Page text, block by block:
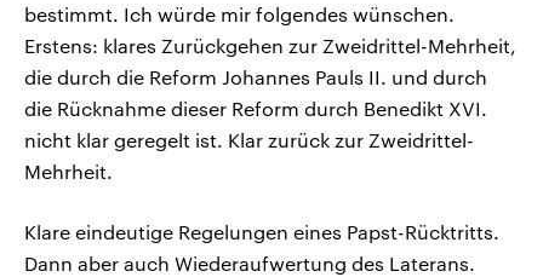
bestimmt. Ich würde mir folgendes wünschen.
Erstens: klares Zurückgehen zur Zweidrittel-Mehrheit,
die durch die Reform Johannes Pauls II. und durch
die Rücknahme dieser Reform durch Benedikt XVI.
nicht klar geregelt ist. Klar zurück zur Zweidrittel-
Mehrheit.
Klare eindeutige Regelungen eines Papst-Rücktritts.
Dann aber auch Wiederaufwertung des Laterans.